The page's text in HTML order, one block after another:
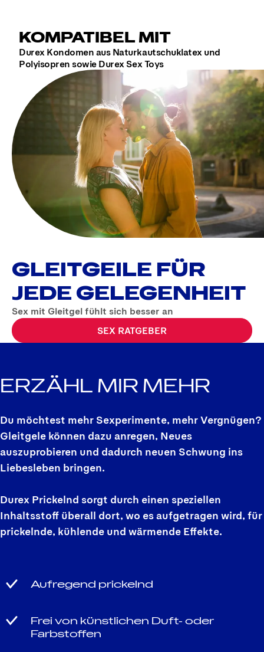
KOMPATIBEL MIT
Durex Kondomen aus Naturkautschuklatex und
Polyisopren sowie Durex Sex Toys
GLEITGEILE FÜR
JEDE GELEGENHEIT
Sex mit Gleitgel fühlt sich besser an
SEX RATGEBER
ERZÄHL MIR MEHR
Du möchtest mehr Sexperimente, mehr Vergnügen?
Gleitgele können dazu anregen, Neues
auszuprobieren und dadurch neuen Schwung ins
Liebesleben bringen.
Durex Prickelnd sorgt durch einen speziellen
Inhaltsstoff überall dort, wo es aufgetragen wird, für
prickelnde, kühlende und wärmende Effekte.
Aufregend prickelnd
Frei von künstlichen Duft- oder
Farbstoffen